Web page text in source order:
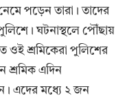
পড়েন তারা। তাদের
ঘটনাস্থলে পৌঁছায়
ওই শ্রমিকেরা পুলিশের
শ্রমিক এদিন
এদের মধ্যে ২ জন